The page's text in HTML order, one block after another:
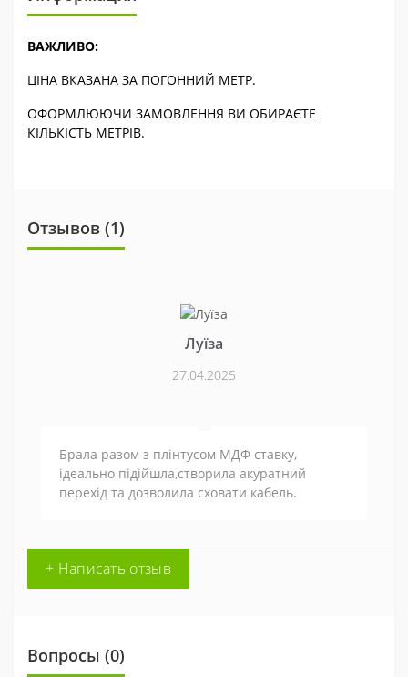
ВАЖЛИВО:
ЦІНА ВКАЗАНА ЗА ПОГОННИЙ МЕТР.
ОФОРМЛЮЮЧИ ЗАМОВЛЕННЯ ВИ ОБИРАЄТЕ
КІЛЬКІСТЬ МЕТРІВ.
Отзывов (1)
Луїза
27.04.2025
Брала разом з плінтусом МДФ ставку,
ідеально підійшла,створила акуратний
перехід та дозволила сховати кабель.
+ Написать отзыв
Вопросы (0)